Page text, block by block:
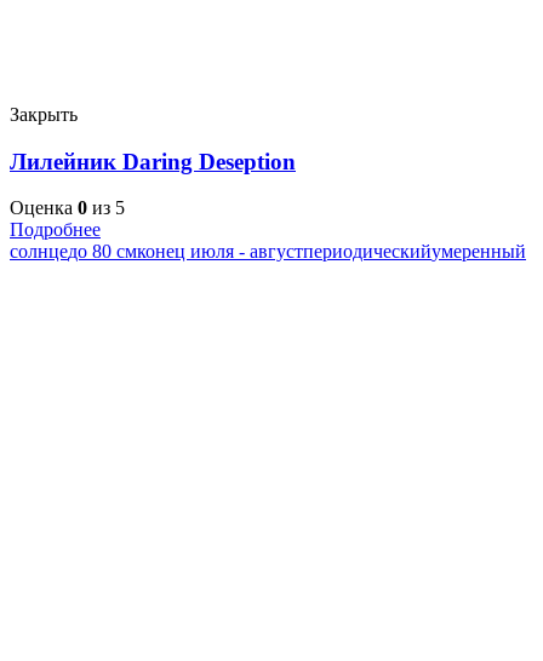
Закрыть
Лилейник Daring Deseption
Оценка 0 из 5
Подробнее
солнцедо 80 смконец июля - августпериодическийумеренный